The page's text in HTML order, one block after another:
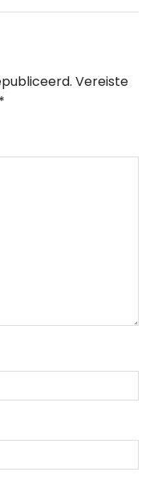
Vereiste
*